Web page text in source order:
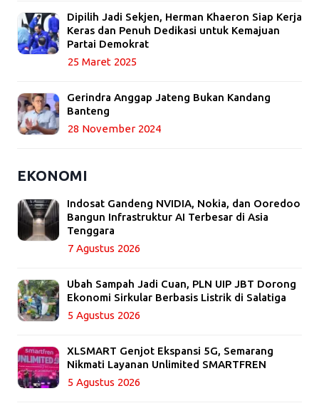
Dipilih Jadi Sekjen, Herman Khaeron Siap Kerja
Keras dan Penuh Dedikasi untuk Kemajuan
Partai Demokrat
25 Maret 2025
Gerindra Anggap Jateng Bukan Kandang
Banteng
28 November 2024
EKONOMI
Indosat Gandeng NVIDIA, Nokia, dan Ooredoo
Bangun Infrastruktur AI Terbesar di Asia
Tenggara
7 Agustus 2026
Ubah Sampah Jadi Cuan, PLN UIP JBT Dorong
Ekonomi Sirkular Berbasis Listrik di Salatiga
5 Agustus 2026
XLSMART Genjot Ekspansi 5G, Semarang
Nikmati Layanan Unlimited SMARTFREN
5 Agustus 2026